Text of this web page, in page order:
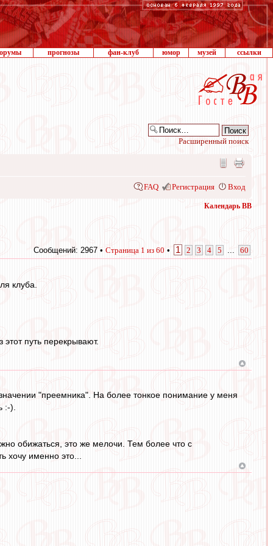
прогнозы фан-клуб юмор музей ссылки
Расширенный поиск
FAQ Регистрация Вход
Календарь ВВ
Сообщений: 2967 • Страница 1 из 60 • 1 2 3 4 5 60
клуба.
путь перекрывают.
"преемника". На более тонкое понимание у меня
:-).
обижаться, это же мелочи. Тем более что с
хочу именно это...